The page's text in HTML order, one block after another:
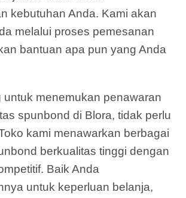
kebutuhan Anda. Kami akan
melalui proses pemesanan
bantuan apa pun yang Anda
untuk menemukan penawaran
spunbond di Blora, tidak perlu
kami menawarkan berbagai
berkualitas tinggi dengan
Baik Anda
untuk keperluan belanja,